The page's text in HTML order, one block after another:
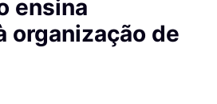
ensina
organização de